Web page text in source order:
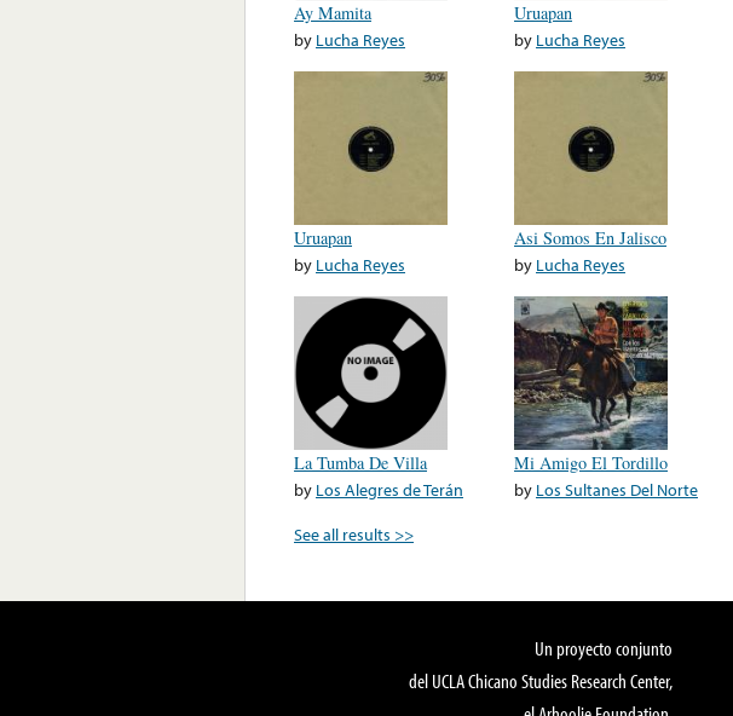
Ay Mamita
by Lucha Reyes
Uruapan
by Lucha Reyes
Uruapan
by Lucha Reyes
Asi Somos En Jalisco
by Lucha Reyes
La Tumba De Villa
by Los Alegres de Terán
Mi Amigo El Tordillo
by Los Sultanes Del Norte
See all results >>
Un proyecto conjunto
del UCLA Chicano Studies Research Center,